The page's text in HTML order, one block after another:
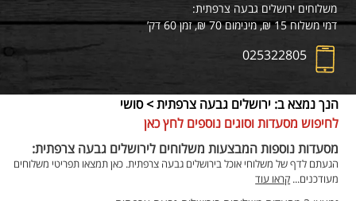
משלוחים ירושלים גבעה צרפתית:
דמי משלוח 15 ₪, מינימום 70 ₪, זמן 60 דק’
025322805
הנך נמצא ב: ירושלים גבעה צרפתית > סושי
לחיפוש מסעדות וסוגים נוספים לחץ כאן
מסעדות נוספות המבצעות משלוחים לירושלים גבעה צרפתית:
הגעתם לדף של משלוחי אוכל בירושלים גבעה צרפתית. כאן תמצאו תפריטי משלוחים
מעודכנים... קראו עוד